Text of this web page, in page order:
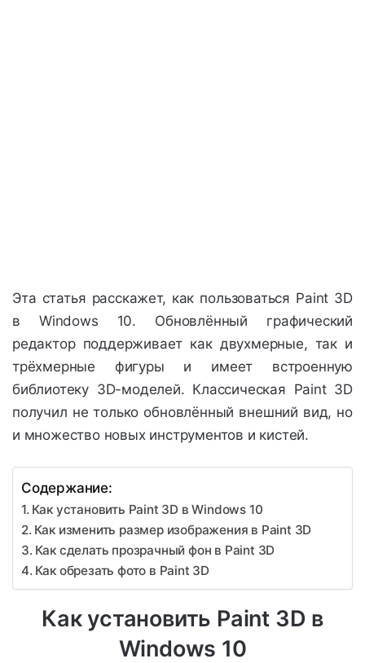
Эта статья расскажет, как пользоваться Paint 3D
в Windows 10. Обновлённый графический
редактор поддерживает как двухмерные, так и
трёхмерные фигуры и имеет встроенную
библиотеку 3D-моделей. Классическая Paint 3D
получил не только обновлённый внешний вид, но
и множество новых инструментов и кистей.
Содержание:
Как установить Paint 3D в Windows 10
Как изменить размер изображения в Paint 3D
Как сделать прозрачный фон в Paint 3D
Как обрезать фото в Paint 3D
Как установить Paint 3D в
Windows 10